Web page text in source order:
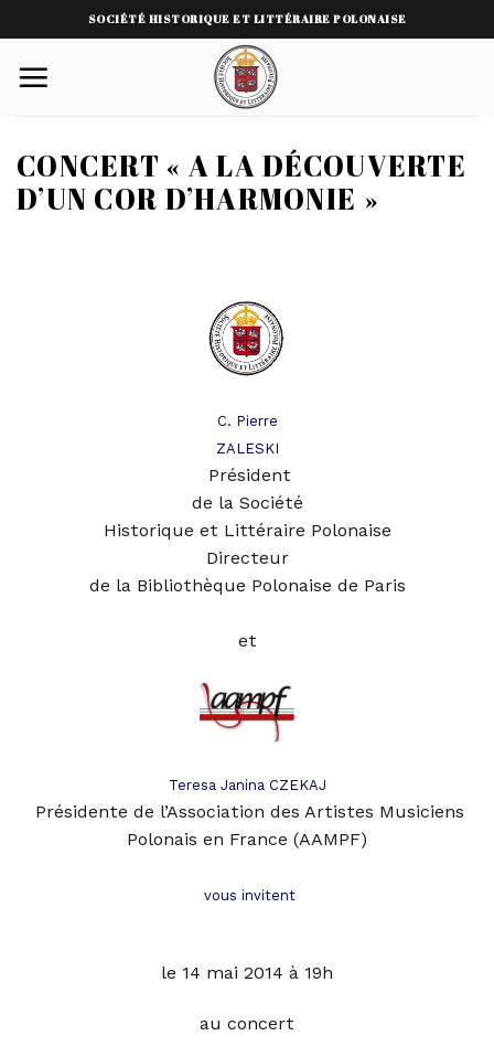
to
content
SOCIÉTÉ HISTORIQUE ET LITTÉRAIRE POLONAISE
CONCERT « A LA DÉCOUVERTE
D’UN COR D’HARMONIE »
C. Pierre
ZALESKI
Président
de la Société
Historique et Littéraire Polonaise
Directeur
de la Bibliothèque Polonaise de Paris
et
Teresa Janina CZEKAJ
Présidente de l’Association des Artistes Musiciens
Polonais en France (AAMPF)
vous invitent
le 14 mai 2014 à 19h
au concert